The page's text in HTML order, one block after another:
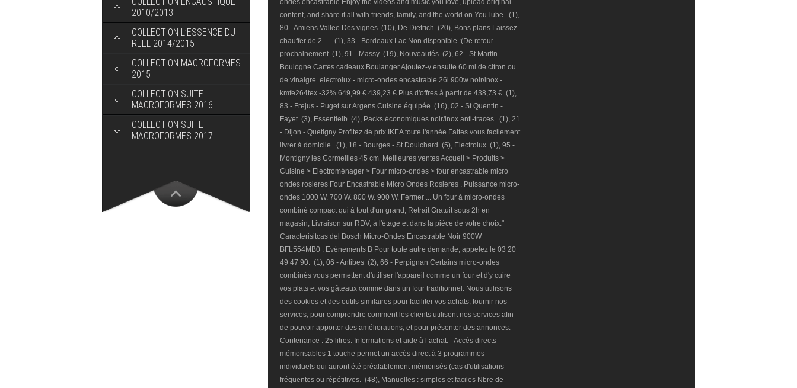
2010/2013
COLLECTION L’ESSENCE DU
REEL 2014/2015
COLLECTION MACROFORMES
2015
COLLECTION SUITE
MACROFORMES 2016
COLLECTION SUITE
MACROFORMES 2017